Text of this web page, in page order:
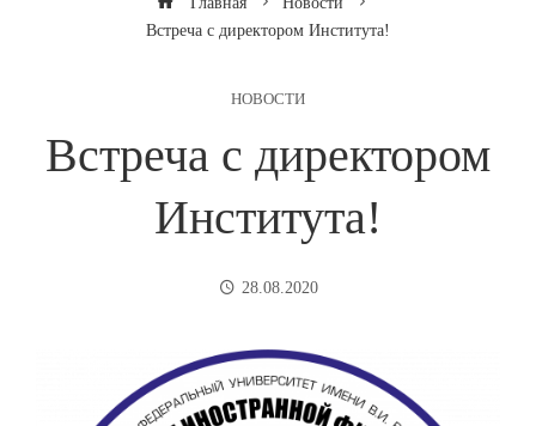
Встреча с директором Института!
НОВОСТИ
Встреча с директором
Института!
28.08.2020